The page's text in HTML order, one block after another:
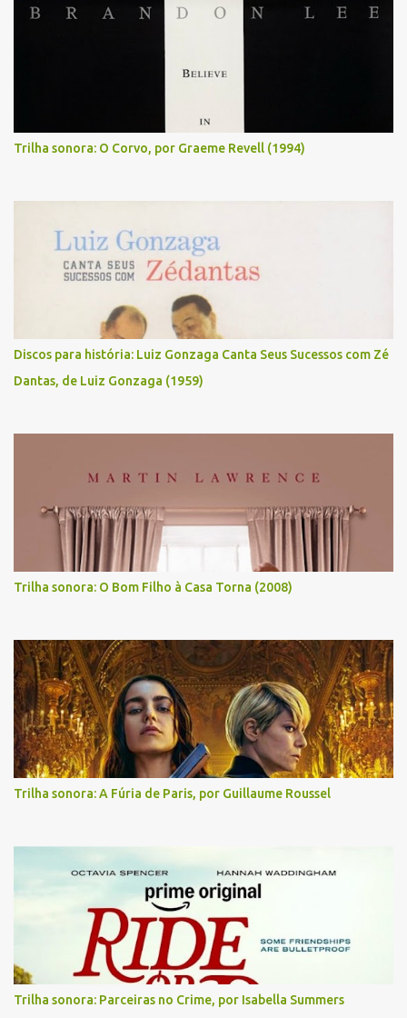
Trilha sonora: O Corvo, por Graeme Revell (1994)
Discos para história: Luiz Gonzaga Canta Seus Sucessos com Zé
Dantas, de Luiz Gonzaga (1959)
Trilha sonora: O Bom Filho à Casa Torna (2008)
Trilha sonora: A Fúria de Paris, por Guillaume Roussel
Trilha sonora: Parceiras no Crime, por Isabella Summers